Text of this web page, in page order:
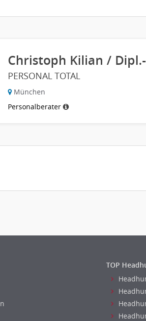
Christoph Kilian /
PERSONAL TOTAL
München
Personalberater
TOP